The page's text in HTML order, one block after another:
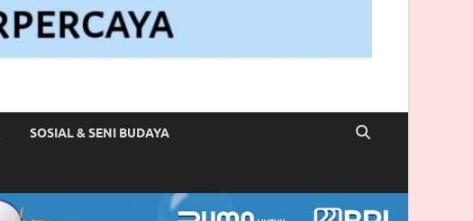
SOSIAL & SENI BUDAYA